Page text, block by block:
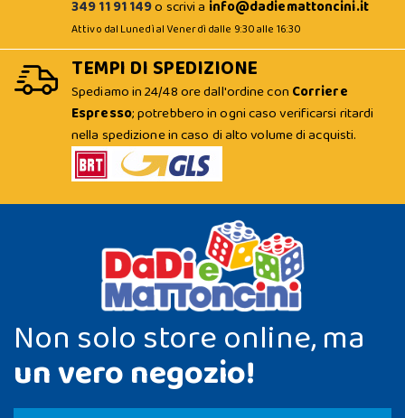
349 11 91 149o scrivi a info@dadiemattoncini.it
Attivo dal Lunedì al Venerdì dalle 9:30 alle 16:30
TEMPI DI SPEDIZIONE
Spediamo in 24/48 ore dall'ordine con Corriere
Espresso; potrebbero in ogni caso verificarsi ritardi
nella spedizione in caso di alto volume di acquisti.
Non solo store online, ma
un vero negozio!